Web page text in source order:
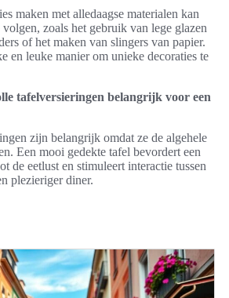
maken met alledaagse materialen kan
zoals het gebruik van lege glazen
of het maken van slingers van papier.
en leuke manier om unieke decoraties te
tafelversieringen belangrijk voor een
zijn belangrijk omdat ze de algehele
Een mooi gedekte tafel bevordert een
de eetlust en stimuleert interactie tussen
plezieriger diner.